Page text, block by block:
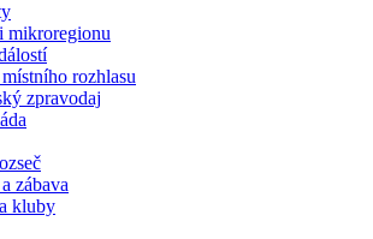
mikroregionu
rozhlasu
zpravodaj
zábava
kluby